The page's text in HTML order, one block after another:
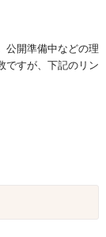
公開準備中などの理
ですが、下記のリン